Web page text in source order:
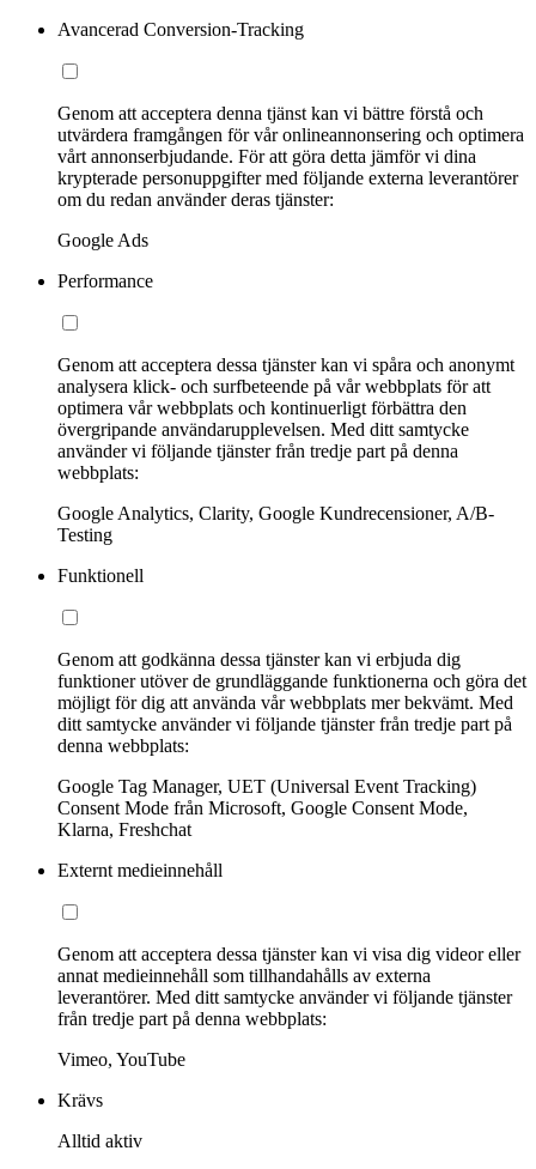
Avancerad Conversion-Tracking
Genom att acceptera denna tjänst kan vi bättre förstå och
utvärdera framgången för vår onlineannonsering och optimera
vårt annonserbjudande. För att göra detta jämför vi dina
krypterade personuppgifter med följande externa leverantörer
om du redan använder deras tjänster:
Google Ads
Performance
Genom att acceptera dessa tjänster kan vi spåra och anonymt
analysera klick- och surfbeteende på vår webbplats för att
optimera vår webbplats och kontinuerligt förbättra den
övergripande användarupplevelsen. Med ditt samtycke
använder vi följande tjänster från tredje part på denna
webbplats:
Google Analytics, Clarity, Google Kundrecensioner, A/B-
Testing
Funktionell
Genom att godkänna dessa tjänster kan vi erbjuda dig
funktioner utöver de grundläggande funktionerna och göra det
möjligt för dig att använda vår webbplats mer bekvämt. Med
ditt samtycke använder vi följande tjänster från tredje part på
denna webbplats:
Google Tag Manager, UET (Universal Event Tracking)
Consent Mode från Microsoft, Google Consent Mode,
Klarna, Freshchat
Externt medieinnehåll
Genom att acceptera dessa tjänster kan vi visa dig videor eller
annat medieinnehåll som tillhandahålls av externa
leverantörer. Med ditt samtycke använder vi följande tjänster
från tredje part på denna webbplats:
Vimeo, YouTube
Krävs
Alltid aktiv